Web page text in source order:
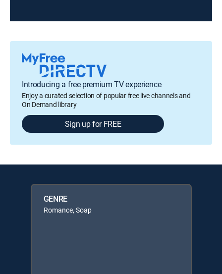
Introducing a free premium TV experience
Enjoy a curated selection of popular free live channels and
On Demand library
Sign up for FREE
GENRE
Romance, Soap